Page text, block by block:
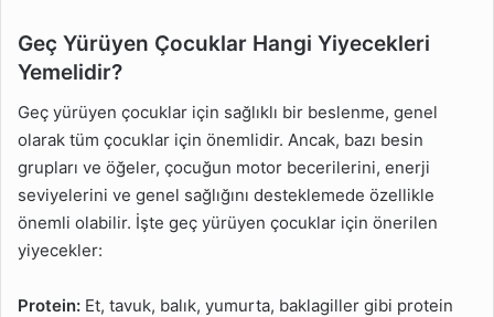
Geç Yürüyen Çocuklar Hangi Yiyecekleri
Yemelidir?
Geç yürüyen çocuklar için sağlıklı bir beslenme, genel
olarak tüm çocuklar için önemlidir. Ancak, bazı besin
grupları ve öğeler, çocuğun motor becerilerini, enerji
seviyelerini ve genel sağlığını desteklemede özellikle
önemli olabilir. İşte geç yürüyen çocuklar için önerilen
yiyecekler:
Protein: Et, tavuk, balık, yumurta, baklagiller gibi protein